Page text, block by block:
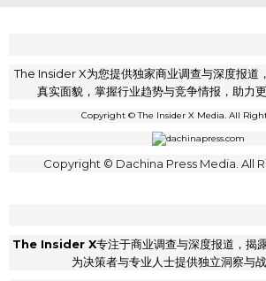
The Insider X为您提供独家商业调查与深度报道
真实面貌，掌握行业趋势与竞争情报，助力
Copyright © The Insider X Media. All
Copyright © Dachina Press Media. All
The Insider X专注于商业调查与深度报道，揭
为决策者与专业人士提供独立洞察与战